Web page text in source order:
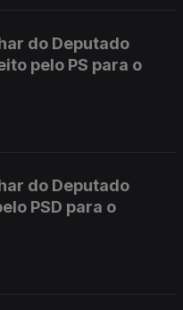
do Deputado
pelo PS para o
do Deputado
PSD para o